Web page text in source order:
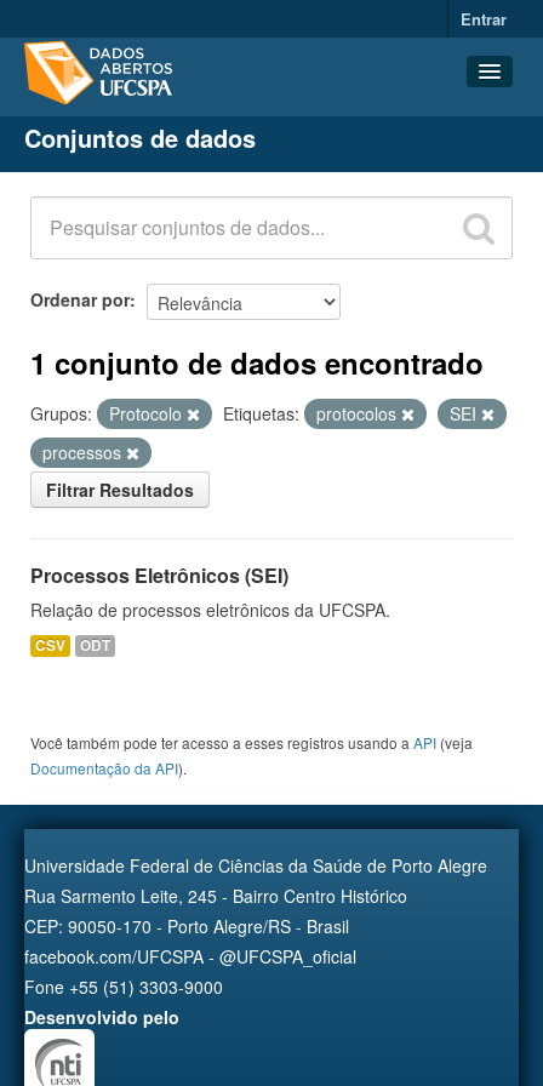
Entrar
Conjuntos de dados
Organizações
Grupos
Sobre
Conjuntos de dados
Ordenar por
1 conjunto de dados encontrado
Grupos: Protocolo Etiquetas: protocolos
SEI
processos
Filtrar Resultados
Processos Eletrônicos (SEI)
Relação de processos eletrônicos da UFCSPA.
CSV ODT
Você também pode ter acesso a esses registros usando a API (veja
Documentação da API).
Universidade Federal de Ciências da Saúde de Porto Alegre
Rua Sarmento Leite, 245 - Bairro Centro Histórico
CEP: 90050-170 - Porto Alegre/RS - Brasil
facebook.com/UFCSPA - @UFCSPA_oficial
Fone +55 (51) 3303-9000
Desenvolvido pelo